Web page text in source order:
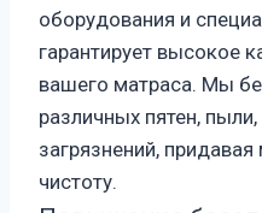
оборудования и
гарантирует высокое
вашего матраса. Мы
различных пятен,
загрязнений,
чистоту.